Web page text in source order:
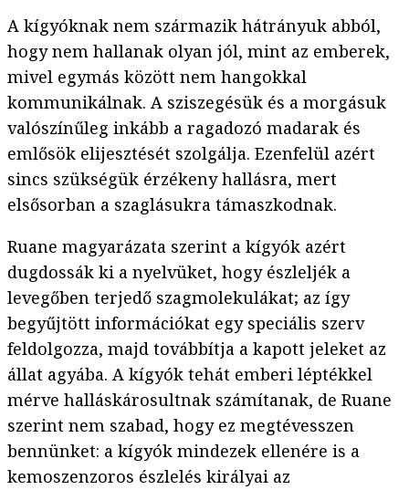
A kígyóknak nem származik hátrányuk abból,
hogy nem hallanak olyan jól, mint az emberek,
mivel egymás között nem hangokkal
kommunikálnak. A sziszegésük és a morgásuk
valószínűleg inkább a ragadozó madarak és
emlősök elijesztését szolgálja. Ezenfelül azért
sincs szükségük érzékeny hallásra, mert
elsősorban a szaglásukra támaszkodnak.
Ruane magyarázata szerint a kígyók azért
dugdossák ki a nyelvüket, hogy észleljék a
levegőben terjedő szagmolekulákat; az így
begyűjtött információkat egy speciális szerv
feldolgozza, majd továbbítja a kapott jeleket az
állat agyába. A kígyók tehát emberi léptékkel
mérve halláskárosultnak számítanak, de Ruane
szerint nem szabad, hogy ez megtévesszen
bennünket: a kígyók mindezek ellenére is a
kemoszenzoros észlelés királyai az